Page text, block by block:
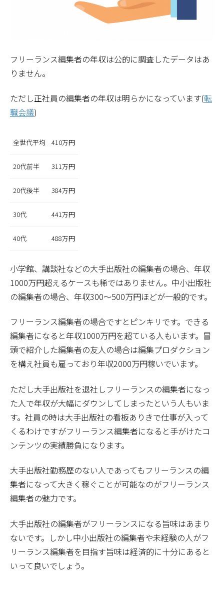
フリーランス編集者の年収は公的に調査したデータはあ
りません。
ただし正社員の編集者の年収は明らかになっています(転
職会議)
全世代平均 410万円
20代前半 311万円
20代後半 384万円
30代 441万円
40代 488万円
小学館、講談社などの大手出版社の編集者の場合、年収
1000万円超えるケースも稀ではありません。中小出版社
の編集者の場合、年収300～500万円ほどが一般的です。
フリーランス編集者の場合ですとピンキリです。できる
編集者になると年収1000万円を超ている人もいます。冒
頭で紹介した編集者の友人の場合は編集プロダクション
を構え社員も雇っており年収2000万円稼いでいます。
ただし大手出版社を退社しフリーランスの編集者になっ
た人で年収が大幅にダウンしてしまったという人もいま
す。社員の時は大手出版社の看板ありきで仕事が入って
くるわけですがフリーランス編集者になると手がけたコ
ンテンツの実績勝負になります。
大手出版社勤務歴のない人であってもフリーランスの編
集者になって大きく稼ぐことが可能なのがフリーランス
編集者の魅力です。
大手出版社の編集者がフリーランスになる旨味はあまり
ないです。しかし中小出版社の編集者や未経験の人がフ
リーランス編集者を目指す旨味は経済的に十分にあると
いって良いでしょう。